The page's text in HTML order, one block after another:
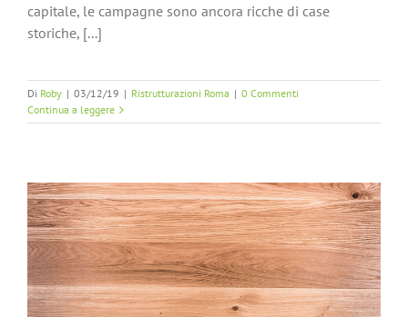
capitale, le campagne sono ancora ricche di case
storiche, [...]
Di Roby | 03/12/19 | Ristrutturazioni Roma | 0 Commenti
Continua a leggere